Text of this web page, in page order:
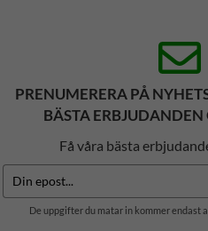
PRENUMERERA PÅ
BÄSTA
Få våra bästa
De uppgifter du matar in kommer endast